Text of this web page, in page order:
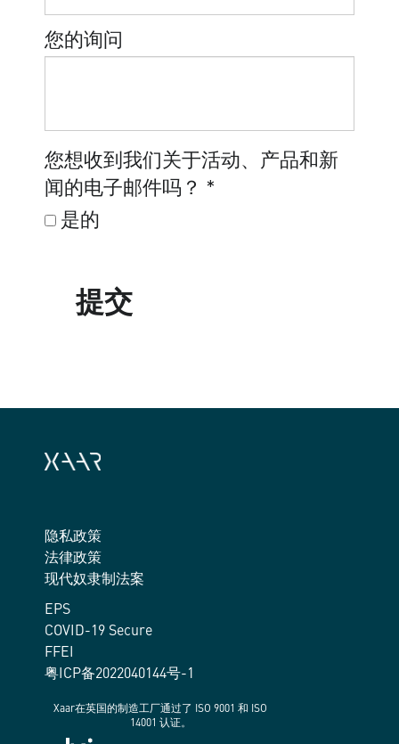
您的询问
您想收到我们关于活动、产品和新
闻的电子邮件吗？ *
是的
隐私政策
法律政策
现代奴隶制法案
EPS
COVID-19 Secure
FFEI
粤ICP备2022040144号-1
Xaar在英国的制造工厂通过了 ISO 9001 和 ISO
14001 认证。